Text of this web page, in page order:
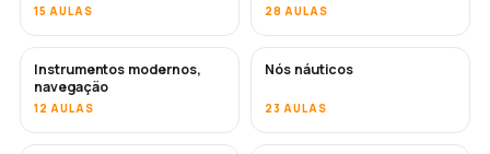
15 AULAS 28 AULAS
Instrumentos modernos,
navegação
12 AULAS
Nós náuticos
23 AULAS